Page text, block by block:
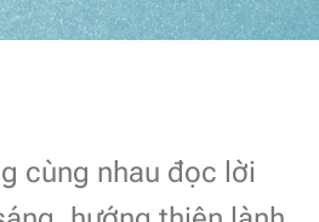
cùng nhau đọc lời